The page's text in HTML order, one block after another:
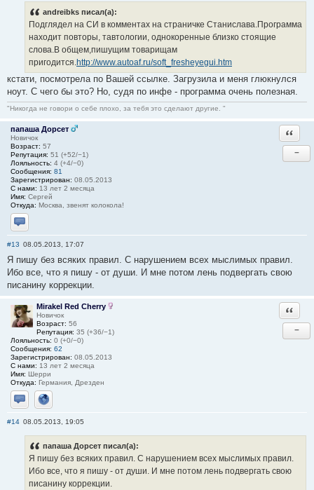
andreibks писал(а):
Подглядел на СИ в комментах на страничке Станислава.Программа
находит повторы, тавтологии, однокоренные близко стоящие
слова.В общем,пишущим товарищам
пригодится.http://www.autoaf.ru/soft_fresheyegui.htm
кстати, посмотрела по Вашей ссылке. Загрузила и меня глюкнулся
ноут. С чего бы это? Но, судя по инфе - программа очень полезная.
"Никогда не говори о себе плохо, за тебя это сделают другие. "
папаша Дорсет
Новичок
Возраст: 57
Репутация: 51 (+52/−1)
Лояльность: 4 (+4/−0)
Сообщения: 81
Зарегистрирован: 08.05.2013
С нами: 13 лет 2 месяца
Имя: Сергей
Откуда: Москва, звенят колокола!
Отправить личное сообщение
−
#13 08.05.2013, 17:07
Я пишу без всяких правил. С нарушением всех мыслимых правил.
Ибо все, что я пишу - от души. И мне потом лень подвергать свою
писанину коррекции.
Mirakel Red Cherry
Новичок
Возраст: 56
Репутация: 35 (+36/−1)
Лояльность: 0 (+0/−0)
Сообщения: 62
Зарегистрирован: 08.05.2013
С нами: 13 лет 2 месяца
Имя: Шерри
Откуда: Германия, Дрезден
Отправить личное сообщение
Сайт
−
#14 08.05.2013, 19:05
папаша Дорсет писал(а):
Я пишу без всяких правил. С нарушением всех мыслимых правил.
Ибо все, что я пишу - от души. И мне потом лень подвергать свою
писанину коррекции.